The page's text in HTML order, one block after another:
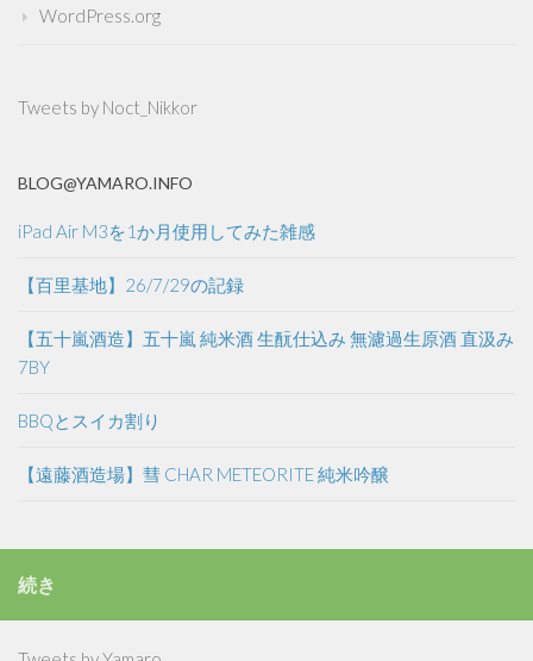
WordPress.org
Tweets by Noct_Nikkor
BLOG@YAMARO.INFO
iPad Air M3を1か月使用してみた雑感
【百里基地】26/7/29の記録
【五十嵐酒造】五十嵐 純米酒 生酛仕込み 無濾過生原酒 直汲み
7BY
BBQとスイカ割り
【遠藤酒造場】彗 CHAR METEORITE 純米吟醸
続き